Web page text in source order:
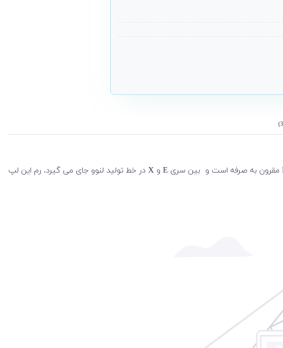
لپ تاپ 15 اینچی Lenovo مدل ThinkPad L560 یک لپ تاپ مقرون به صرفه با پردازنده‌ی نسل 6 اینتل است. سری L مقرون به صرفه است و بین سری E و X در خط تولید لنوو جای می گیرد. رم این لپ